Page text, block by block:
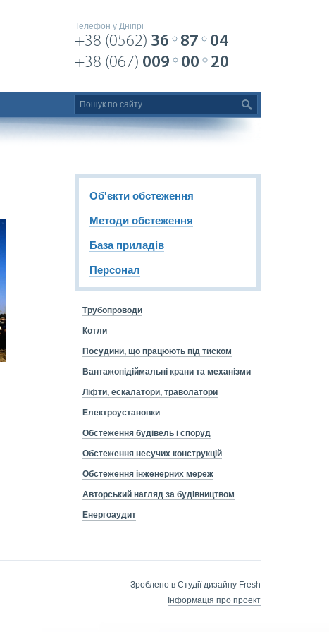
Телефон у Дніпрі
+38 (0562) 36 87 04
+38 (067) 009 00 20
Об'єкти обстеження
Методи обстеження
База приладів
Персонал
Трубопроводи
Котли
Посудини, що працюють під тиском
Вантажопідіймальні крани та механізми
Ліфти, ескалатори, траволатори
Електроустановки
Обстеження будівель і споруд
Обстеження несучих конструкцій
Обстеження інженерних мереж
Авторський нагляд за будівництвом
Енергоаудит
Зроблено в Cтудії дизайну Fresh
Інформація про проект